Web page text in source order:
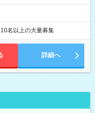
名以上の大量募集
詳細へ